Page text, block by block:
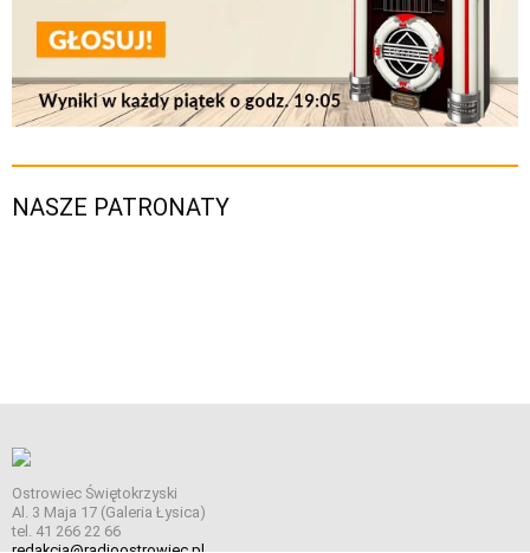
NASZE PATRONATY
Ostrowiec Świętokrzyski
Al. 3 Maja 17 (Galeria Łysica)
tel. 41 266 22 66